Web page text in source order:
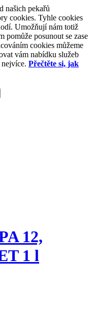
našich pekařů
cookies. Tyhle cookies
Umožňují nám totiž
pomůže posunout se zase
cookies můžeme
vám nabídku služeb
Přečtěte si, jak
12,
1 l